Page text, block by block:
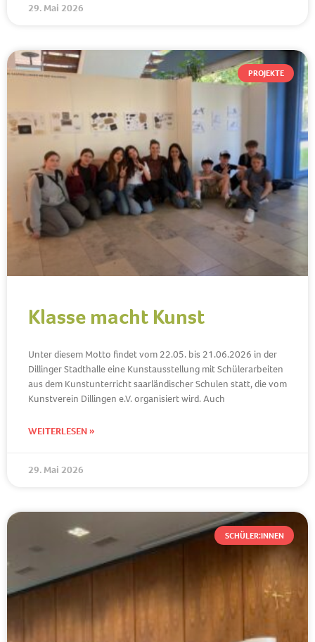
29. Mai 2026
PROJEKTE
Klasse macht Kunst
Unter diesem Motto findet vom 22.05. bis 21.06.2026 in der
Dillinger Stadthalle eine Kunstausstellung mit Schülerarbeiten
aus dem Kunstunterricht saarländischer Schulen statt, die vom
Kunstverein Dillingen e.V. organisiert wird. Auch
WEITERLESEN »
29. Mai 2026
SCHÜLER:INNEN